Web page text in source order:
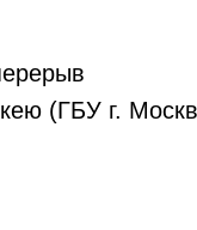
(ГБУ г.